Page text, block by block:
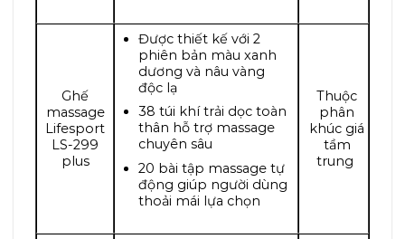
Ghế
massage
Lifesport
LS-299
plus
Được thiết kế với 2
phiên bản màu xanh
dương và nâu vàng
độc lạ
38 túi khí trải dọc toàn
thân hỗ trợ massage
chuyên sâu
20 bài tập massage tự
động giúp người dùng
thoải mái lựa chọn
Thuộc
phân
khúc giá
tầm
trung